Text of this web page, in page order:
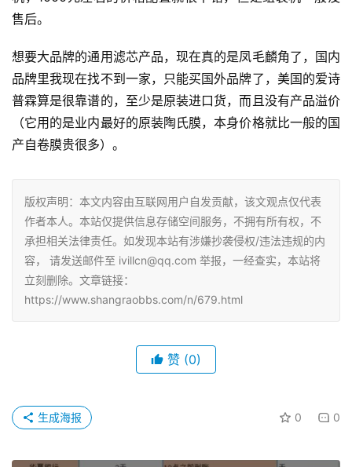
售后。
想要大品牌的通用滤芯产品，现在真的是凤毛麟角了，国内
品牌里我现在找不到一家，只能买国外品牌了，美国的爱诗
普霖算是很靠谱的，至少是原装进口货，而且没有产品溢价
（它用的是业内最好的原装陶氏膜，本身价格就比一般的国
产自卷膜贵很多）。
版权声明：本文内容由互联网用户自发贡献，该文观点仅代表
作者本人。本站仅提供信息存储空间服务，不拥有所有权，不
承担相关法律责任。如发现本站有涉嫌抄袭侵权/违法违规的内
容， 请发送邮件至 ivillcn@qq.com 举报，一经查实，本站将
立刻删除。文章链接：
https://www.shangraobbs.com/n/679.html
赞 (0)
0 0
生成海报